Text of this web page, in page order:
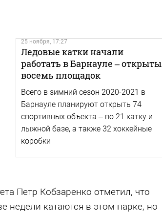
25 ноября, 17:27
Ледовые катки начали
работать в Барнауле – открыты
восемь площадок
Всего в зимний сезон 2020-2021 в
Барнауле планируют открыть 74
спортивных объекта – по 21 катку и
лыжной базе, а также 32 хоккейные
коробки
Петр Кобзаренко отметил, что
недели катаются в этом парке, но